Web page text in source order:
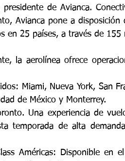
presidente de Avianca.
Avianca pone a
en 25 países, a través de 155
la aerolínea ofrece
de México y Monterrey.
Una experiencia de
temporada de alta
Américas: Disponible en